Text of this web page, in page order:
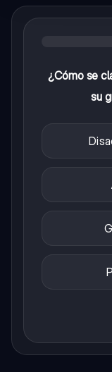
¿Cómo se
su